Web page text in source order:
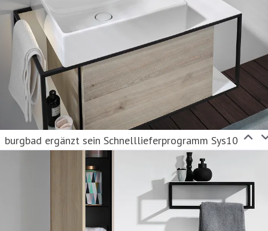
burgbad ergänzt sein Schnelllieferprogramm Sys10